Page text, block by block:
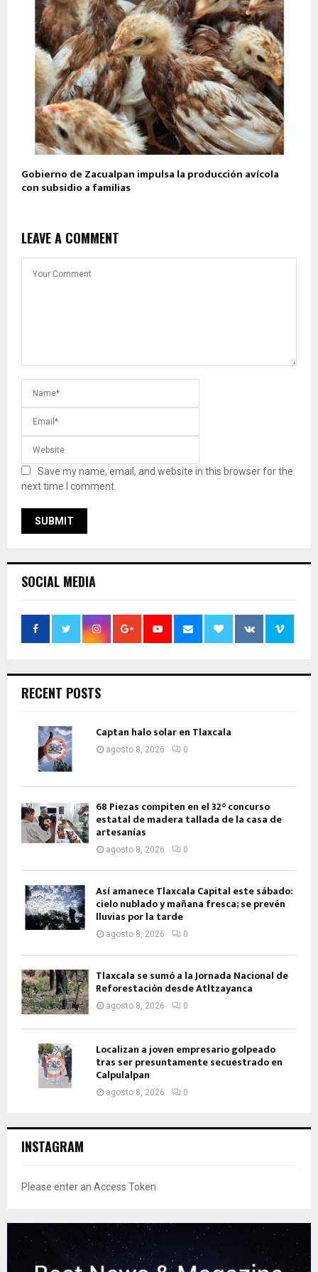
Gobierno de Zacualpan impulsa la producción avícola
con subsidio a familias
LEAVE A COMMENT
Save my name, email, and website in this browser for the
next time I comment.
SOCIAL MEDIA
RECENT POSTS
Captan halo solar en Tlaxcala
agosto 8, 2026 0
68 Piezas compiten en el 32° concurso
estatal de madera tallada de la casa de
artesanías
agosto 8, 2026 0
Así amanece Tlaxcala Capital este sábado:
cielo nublado y mañana fresca; se prevén
lluvias por la tarde
agosto 8, 2026 0
Tlaxcala se sumó a la Jornada Nacional de
Reforestación desde Atltzayanca
agosto 8, 2026 0
Localizan a joven empresario golpeado
tras ser presuntamente secuestrado en
Calpulalpan
agosto 8, 2026 0
INSTAGRAM
Please enter an Access Token